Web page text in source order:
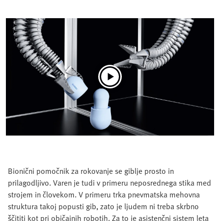
Bionični pomočnik za rokovanje se giblje prosto in
prilagodljivo. Varen je tudi v primeru neposrednega stika med
strojem in človekom. V primeru trka pnevmatska mehovna
struktura takoj popusti gib, zato je ljudem ni treba skrbno
ščititi kot pri običajnih robotih. Za to je asistenčni sistem leta